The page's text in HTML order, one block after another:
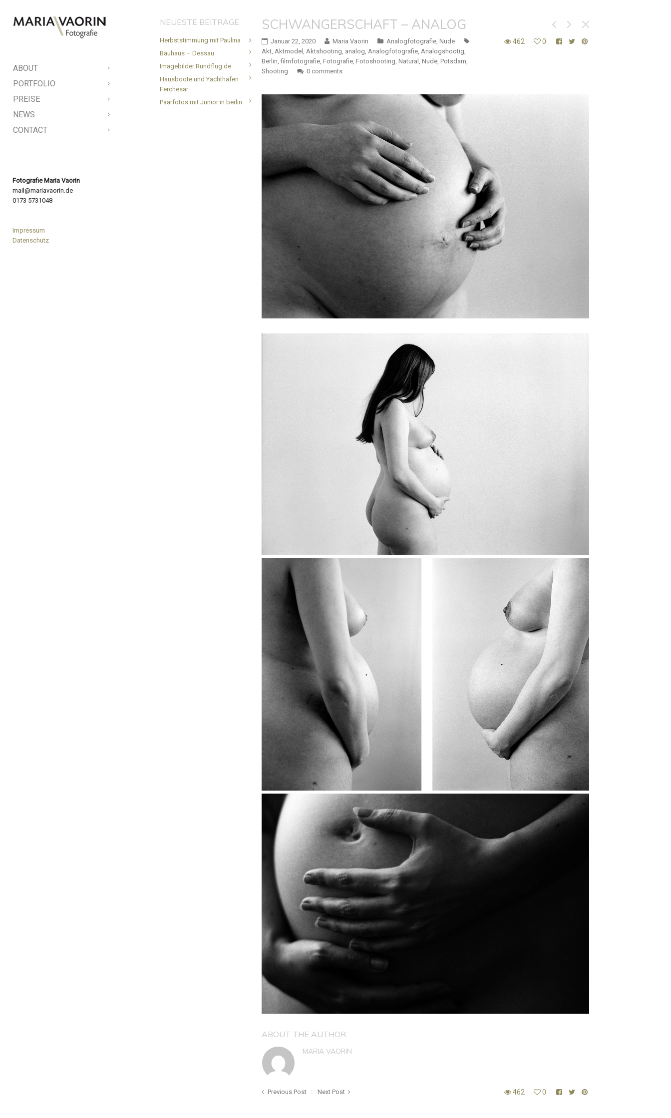
ABOUT
PORTFOLIO
PREISE
NEWS
CONTACT
Fotografie Maria Vaorin
mail@mariavaorin.de
0173 5731048
Impressum
Datenschutz
SCHWANGERSCHAFT – ANALOG
Januar 22, 2020 Maria Vaorin Analogfotografie, Nude
Akt, Aktmodel , Aktshooting, analog, Analogfotografie, Analogshootig,
Berlin,filmfotografie, Fotografie, Fotoshooting, Natural , Nude, Potsdam,
Shooting
0 comments
462 0
ABOUT THE AUTHOR
MARIA VAORIN
Previous Post Next Post 462 0
NEUESTE BEITRÄGE
Herbststimmung mit Paulina
Bauhaus – Dessau
Imagebilder Rundflug.de
Hausboote und Yachthafen
Ferchesar
Paarfotos mit Junior in berlin